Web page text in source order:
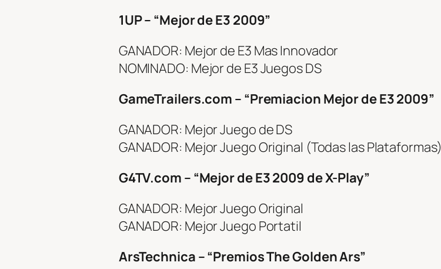
1UP – “Mejor de E3 2009”
GANADOR: Mejor de E3 Mas Innovador
NOMINADO: Mejor de E3 Juegos DS
GameTrailers.com – “Premiacion Mejor de E3 2009”
GANADOR: Mejor Juego de DS
GANADOR: Mejor Juego Original (Todas las Plataformas)
G4TV.com – “Mejor de E3 2009 de X-Play”
GANADOR: Mejor Juego Original
GANADOR: Mejor Juego Portatil
ArsTechnica – “Premios The Golden Ars”